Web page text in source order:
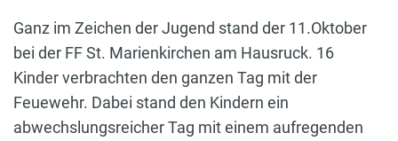
Ganz im Zeichen der Jugend stand der 11.Oktober
bei der FF St. Marienkirchen am Hausruck. 16
Kinder verbrachten den ganzen Tag mit der
Feuewehr. Dabei stand den Kindern ein
abwechslungsreicher Tag mit einem aufregenden